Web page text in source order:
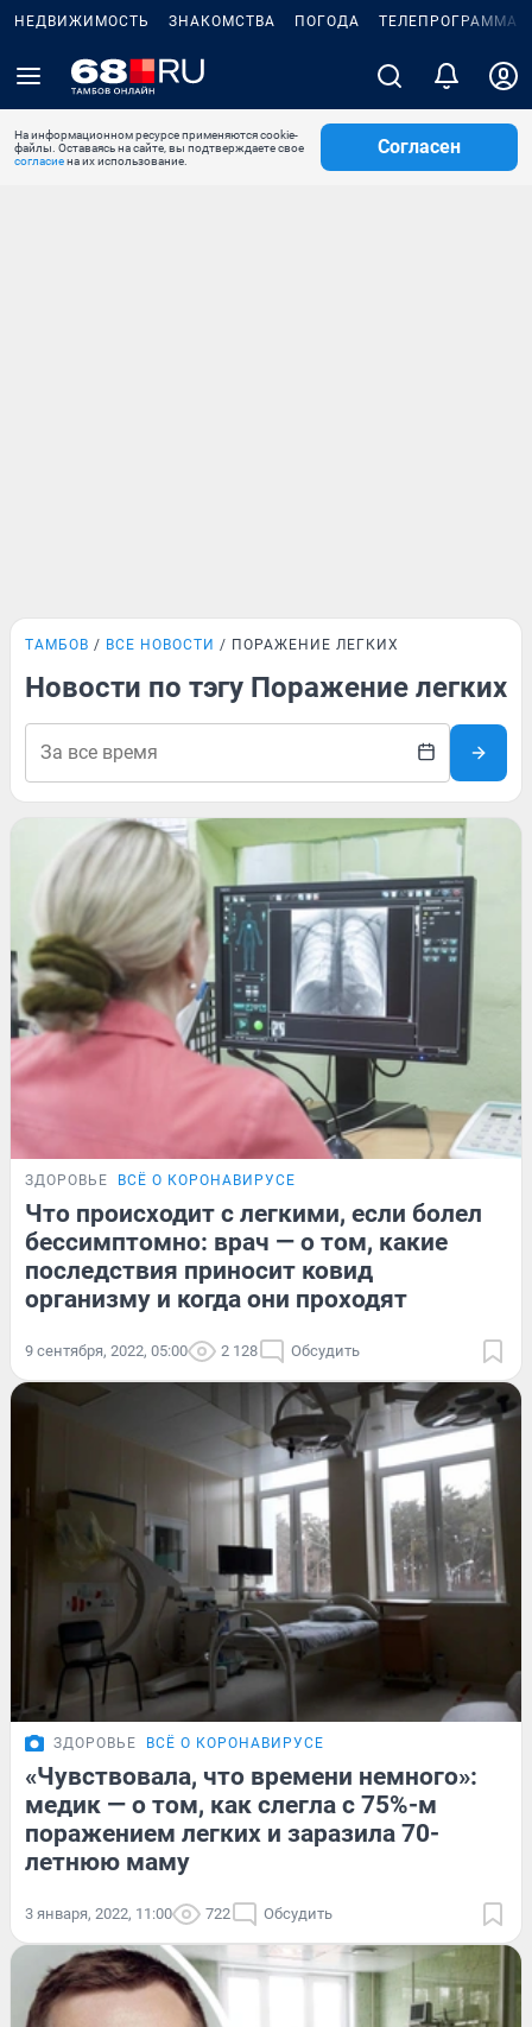
НЕДВИЖИМОСТЬ ЗНАКОМСТВА ПОГОДА ТЕЛЕПРОГРАММА
На информационном ресурсе применяются cookie-
файлы. Оставаясь на сайте, вы подтверждаете свое
согласиена их использование.
Согласен
ТАМБОВ ВСЕ НОВОСТИ ПОРАЖЕНИЕ ЛЕГКИХ
Новости по тэгу Поражение легких
ЗДОРОВЬЕ ВСЁ О КОРОНАВИРУСЕ
Что происходит с легкими, если болел
бессимптомно: врач — о том, какие
последствия приносит ковид
организму и когда они проходят
9 сентября, 2022, 05:00 2 128 Обсудить
ЗДОРОВЬЕ ВСЁ О КОРОНАВИРУСЕ
«Чувствовала, что времени немного»:
медик — о том, как слегла с 75%-м
поражением легких и заразила 70-
летнюю маму
3 января, 2022, 11:00 722 Обсудить